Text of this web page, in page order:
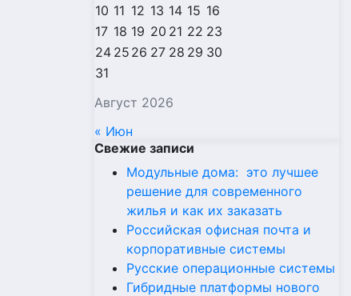
Август 2026
10 11 12 13 14 15 16
17 18 19 20 21 22 23
24 25 26 27 28 29 30
31
« Июн
Свежие записи
Модульные дома: это лучшее
решение для современного
жилья и как их заказать
Российская офисная почта и
корпоративные системы
Русские операционные системы
Гибридные платформы нового